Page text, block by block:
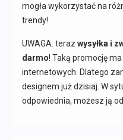
mogła wykorzystać na
trendy!
UWAGA: teraz wysyłka i
darmo! Taką promocję
internetowych. Dlatego
designem już dzisiaj. W
odpowiednia, możesz ją